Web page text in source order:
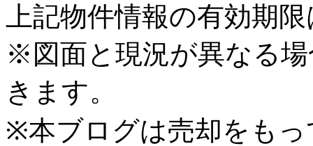
上記物件情報の有効期
※図面と現況が異なる
きます。
※本ブログは売却をも